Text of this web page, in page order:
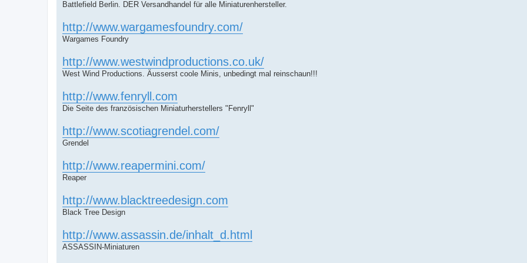
Battlefield Berlin. DER Versandhandel für alle Miniaturenhersteller.
http://www.wargamesfoundry.com/
Wargames Foundry
http://www.westwindproductions.co.uk/
West Wind Productions. Äusserst coole Minis, unbedingt mal reinschaun!!!
http://www.fenryll.com
Die Seite des französischen Miniaturherstellers "Fenryll"
http://www.scotiagrendel.com/
Grendel
http://www.reapermini.com/
Reaper
http://www.blacktreedesign.com
Black Tree Design
http://www.assassin.de/inhalt_d.html
ASSASSIN-Miniaturen